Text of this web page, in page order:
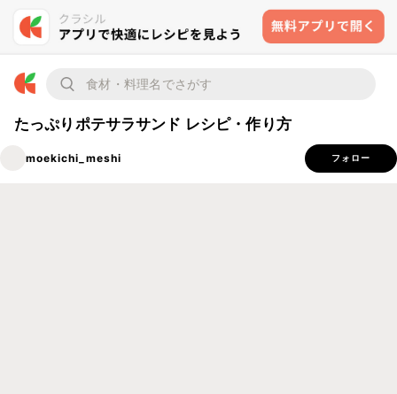
たっぷりポテサラサンド レシピ・作り方
moekichi_meshi フォロー